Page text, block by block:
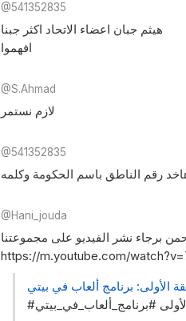
@541352835
هيثم جبان اعضاء الاتحاد اكثر جبنا
افهموا
@S.Ahmad
لازم نستمر
@541352835
رقم الناطق باسم الحكومة وكلمه
@Hani_jouda
برجاء نشر الفيديو على مجموعتنا
https://m.youtube.com/
الأولى: برنامج ألعاب في بيتي
#برنامج_ألعاب_في_بيتي